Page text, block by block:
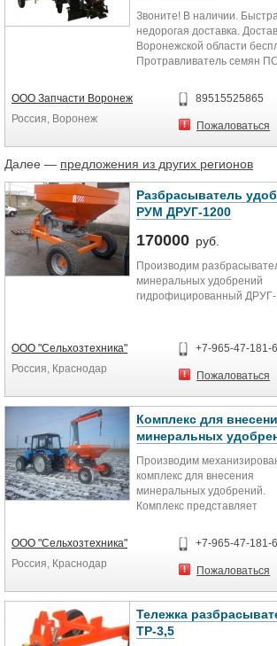
Звоните! В наличии.
недорогая доставка.
Воронежской области
Протравливатель семян
ООО Запчасти Воронеж
Россия, Воронеж
89515525865
Пожаловаться
Далее — предложения из других регионов
Разбрасыватель
РУМ ДРУГ-1200
170000 руб.
Производим
минеральных удобрений
гидрофицированный
Предназначен для
внесение минеральных
гранулированных и
20 м.
Особенности
Однокамерная воронка
обеспечивает качественную
работу на склонах и участках
клиновидной формы или на
закрытом одном шибере.
Защитная решетка бункера
предотвращает попадание
Мешалка обеспечивает
оптимальное
удобрений в зоне
ООО "Сельхозтехника"
Россия, Краснодар
+7-965-47-181-
Пожаловаться
Комплекс для
минеральных
Производим
комплекс для внесения
минеральных удобрений.
Комплекс представляет
разбрасыватель
удобрений расфасованных в
упаковку "big-bag",
удобрений с
Комплектация:
1. Манипулятор
ООО "Сельхозтехника"
Россия, Краснодар
+7-965-47-181-
Пожаловаться
Тележка
ТР-3,5